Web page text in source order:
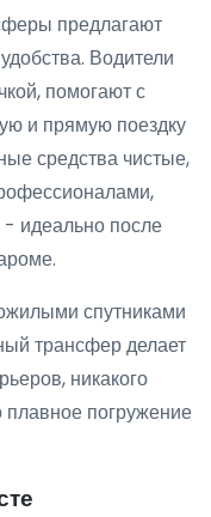
предлагают
Водители
помогают с
и прямую поездку
средства чистые,
идеально после
спутниками
трансфер делает
никакого
плавное погружение